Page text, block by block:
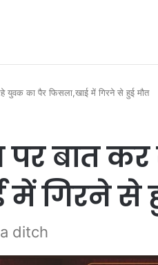
युवक का पैर फिसला,खाई में गिरने से हुई मौत
पर बात
में गिरने से
ditch